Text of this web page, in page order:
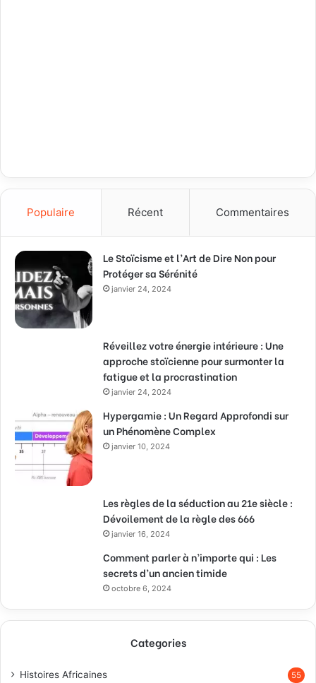
Populaire Récent Commentaires
Le Stoïcisme et l’Art de Dire Non pour
Protéger sa Sérénité
janvier 24, 2024
Réveillez votre énergie intérieure : Une
approche stoïcienne pour surmonter la
fatigue et la procrastination
janvier 24, 2024
Hypergamie : Un Regard Approfondi sur
un Phénomène Complex
janvier 10, 2024
Les règles de la séduction au 21e siècle :
Dévoilement de la règle des 666
janvier 16, 2024
Comment parler à n’importe qui : Les
secrets d’un ancien timide
octobre 6, 2024
Categories
Histoires Africaines 55